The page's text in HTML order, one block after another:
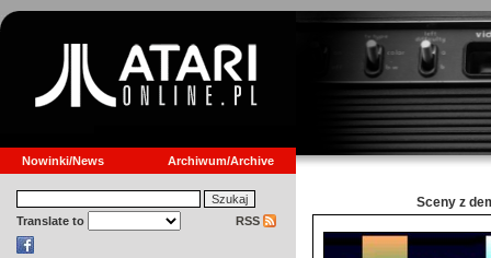
Nowinki/News Archiwum/Archive
Translate to RSS
Sceny z